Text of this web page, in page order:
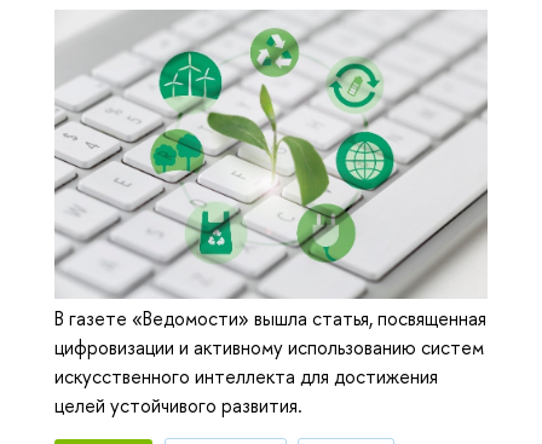
В газете «Ведомости» вышла статья, посвященная
цифровизации и активному использованию систем
искусственного интеллекта для достижения
целей устойчивого развития.